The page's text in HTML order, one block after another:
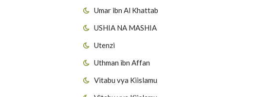
Umar ibn Al Khattab
USHIA NA MASHIA
Utenzi
Uthman ibn Affan
Vitabu vya Kiislamu